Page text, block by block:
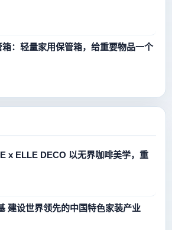
：轻量家用保管箱，给重要物品一个
x ELLE DECO 以无界咖啡美学，重
坚守初心，夯实根基 建设世界领先的中国特色家装产业